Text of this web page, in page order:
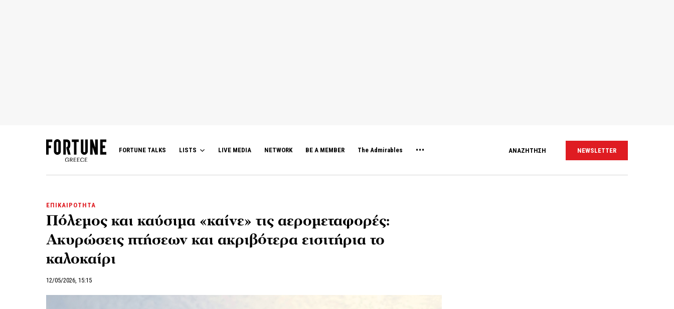
FORTUNE TALKS LISTS LIVE MEDIA NETWORK BE A MEMBER The Admirables ΑΝΑΖΗΤΗΣΗ NEWSLETTER
ΕΠΙΚΑΙΡΟΤΗΤΑ
Πόλεμος και καύσιμα «καίνε» τις αερομεταφορές:
Ακυρώσεις πτήσεων και ακριβότερα εισιτήρια το
καλοκαίρι
12/05/2026, 15:15